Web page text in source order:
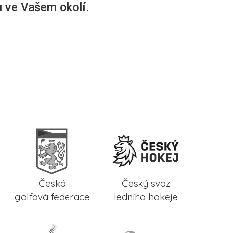
Vašem okolí.
Česká
golfová federace
Český svaz
ledního hokeje